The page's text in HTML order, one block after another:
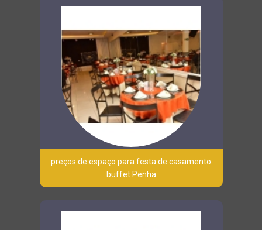
preços de espaço para festa de casamento
buffet Penha